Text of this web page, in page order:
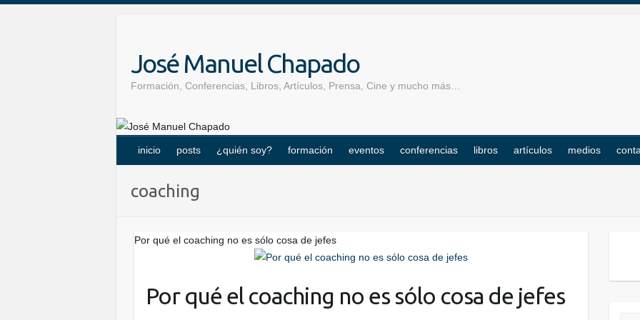
José Manuel Chapado
Formación, Conferencias, Libros, Artículos, Prensa, Cine y mucho más…
inicio posts ¿quién soy? formación eventos conferencias libros artículos medios
coaching
Por qué el coaching no es sólo cosa de jefes
Por qué el coaching no es sólo cosa de jefes